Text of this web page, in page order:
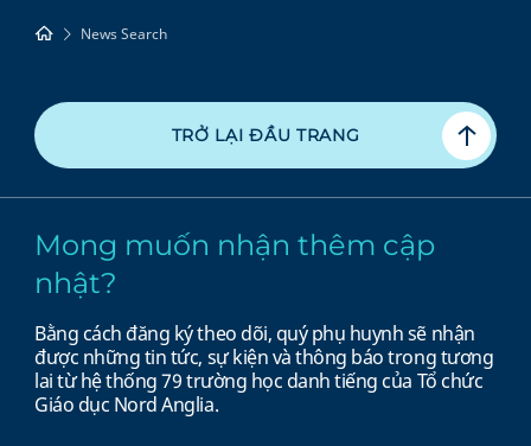
News Search
TRỞ LẠI ĐẦU TRANG
Mong muốn nhận thêm cập
nhật?
Bằng cách đăng ký theo dõi, quý phụ huynh sẽ nhận
được những tin tức, sự kiện và thông báo trong tương
lai từ hệ thống 79 trường học danh tiếng của Tổ chức
Giáo dục Nord Anglia.